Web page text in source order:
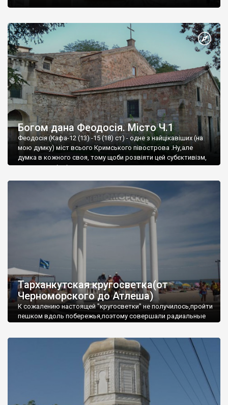
Богом дана Феодосія. Місто Ч.1
Феодосія (Кафа-12 (13) -15 (18) ст) - одне з найцікавіших (на
мою думку) міст всього Кримського півострова .Ну,але
думка в кожного своя, тому щоби розвіяти цей субєктивізм,
запрошую відвідати це
Тарханкутская кругосветка(от
Черноморского до Атлеша)
К сожалению настоящей "кругосветки" не получилось,пройти
пешком вдоль побережья,поэтому совершали радиальные